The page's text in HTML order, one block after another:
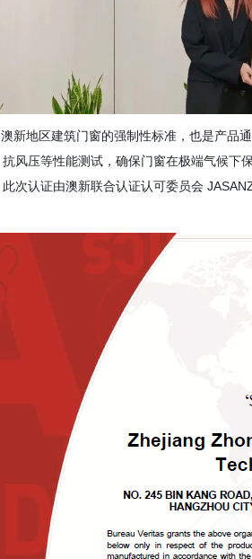
新地区建筑门窗的强制性标准，也是产品
风压等性能测试，确保门窗在极端气候下
次认证由澳新联合认证认可委员会